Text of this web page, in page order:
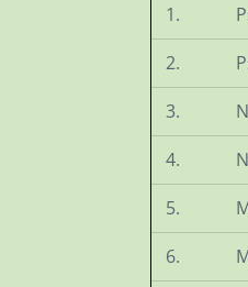
1.
2.
3.
4.
5.
6.